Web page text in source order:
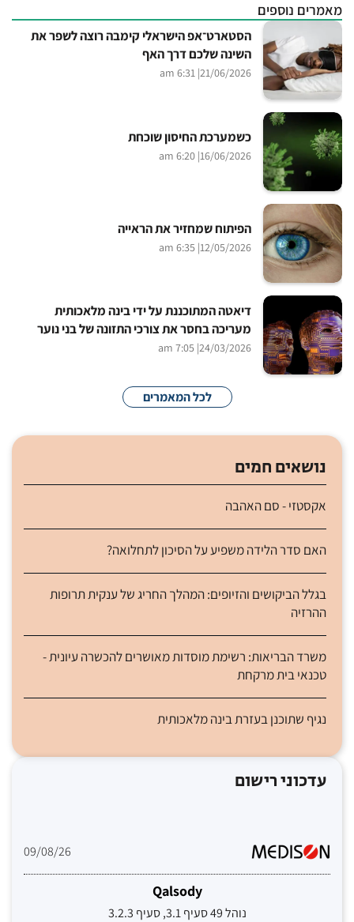
מאמרים נוספים
הסטארט־אפ הישראלי קימבה רוצה לשפר את
השינה שלכם דרך האף
21/06/2026
| 6:31 am
כשמערכת החיסון שוכחת
16/06/2026
| 6:20 am
הפיתוח שמחזיר את הראייה
12/05/2026
| 6:35 am
דיאטה המתוכננת על ידי בינה מלאכותית
מעריכה בחסר את צורכי התזונה של בני נוער
24/03/2026
| 7:05 am
לכל המאמרים
נושאים חמים
אקסטזי - סם האהבה
האם סדר הלידה משפיע על הסיכון לתחלואה?
בגלל הביקושים והזיופים: המהלך החריג של ענקית תרופות
ההרזיה
משרד הבריאות: רשימת מוסדות מאושרים להכשרה עיונית -
טכנאי בית מרקחת
נגיף שתוכנן בעזרת בינה מלאכותית
עדכוני רישום
09/08/26
Qalsody
נוהל 49 סעיף 3.1, סעיף 3.2.3